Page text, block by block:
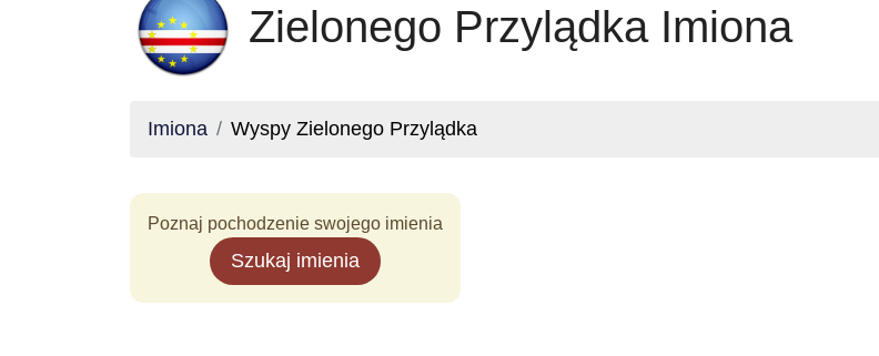
Zielonego Przylądka Imiona
Imiona Wyspy Zielonego Przylądka
Poznaj pochodzenie swojego imienia
Szukaj imienia